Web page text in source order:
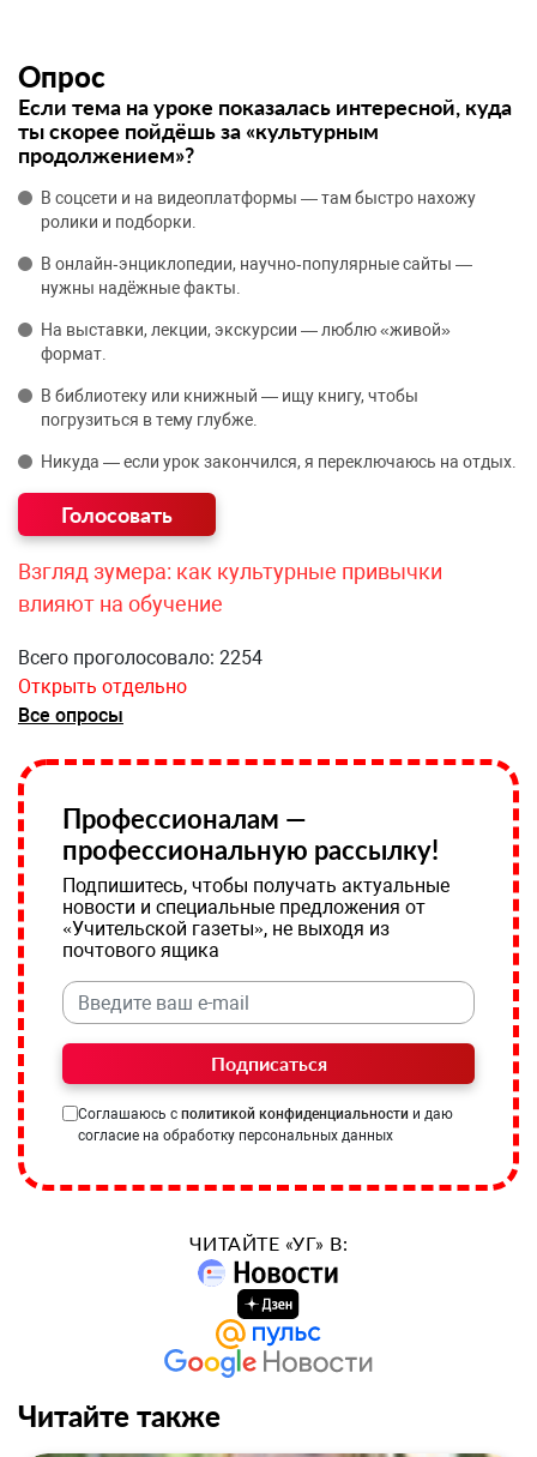
Опрос
Если тема на уроке показалась интересной, куда
ты скорее пойдёшь за «культурным
продолжением»?
В соцсети и на видеоплатформы — там быстро нахожу
ролики и подборки.
В онлайн‑энциклопедии, научно‑популярные сайты —
нужны надёжные факты.
На выставки, лекции, экскурсии — люблю «живой»
формат.
В библиотеку или книжный — ищу книгу, чтобы
погрузиться в тему глубже.
Никуда — если урок закончился, я переключаюсь на отдых.
Взгляд зумера: как культурные привычки
влияют на обучение
Всего проголосовало: 2254
Открыть отдельно
Все опросы
Профессионалам —
профессиональную рассылку!
Подпишитесь, чтобы получать актуальные
новости и специальные предложения от
«Учительской газеты», не выходя из
почтового ящика
Подписаться
Соглашаюсь с политикой конфиденциальности и даю
согласие на обработку персональных данных
ЧИТАЙТЕ «УГ» В:
Читайте также